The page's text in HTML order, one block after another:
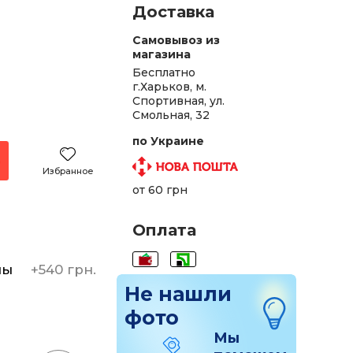
Избранное
+540 грн.
Доставка
Самовывоз из
магазина
Бесплатно
г.Харьков, м.
Спортивная, ул.
Смольная, 32
по Украине
от 60 грн
Оплата
Не нашли
фото
Мы